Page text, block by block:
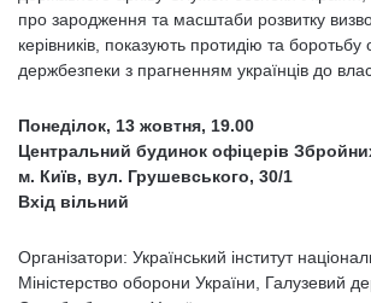
про зародження та масштаби розвитку
керівників, показують протидію та боротьбу
держбезпеки з прагненням українців до
Понеділок, 13 жовтня, 19.00
Центральний будинок офіцерів
м. Київ, вул. Грушевського, 30/1
Вхід вільний
Організатори: Український інститут
Міністерство оборони України, Галузевий